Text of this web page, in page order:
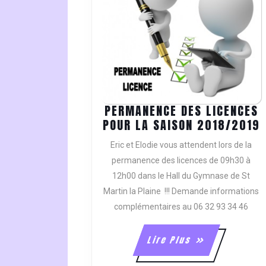
PERMANENCE DES LICENCES
POUR LA SAISON 2018/2019
Eric et Elodie vous attendent lors de la
permanence des licences de 09h30 à
12h00 dans le Hall du Gymnase de St
Martin la Plaine !!! Demande informations
complémentaires au 06 32 93 34 46
Lire Plus
Lire
Plus